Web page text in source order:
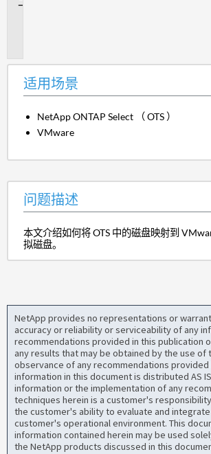
适用场景
NetApp ONTAP Select （ OTS ）
VMware
问题描述
本文介绍如何将 OTS 中的磁盘映射到
拟磁盘。
NetApp provides no representations or
accuracy or reliability or serviceability of any
recommendations provided in this publication
any results that may be obtained by the use of
observance of any recommendations provided
information in this document is distributed AS
information or the implementation of any
techniques herein is a customer's
the customer's ability to evaluate and
customer's operational environment. This
information contained herein may be used
the NetApp products discussed in this